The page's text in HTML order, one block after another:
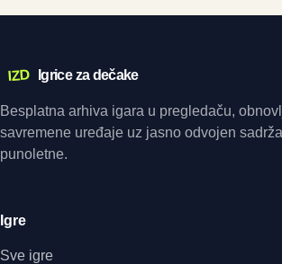
IZD Igrice za dečake
Besplatna arhiva igara u pregledaču,
savremene uređaje uz jasno odvojen
punoletne.
Igre
Sve igre